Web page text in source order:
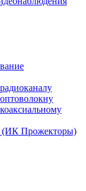
(ИК Прожекторы)